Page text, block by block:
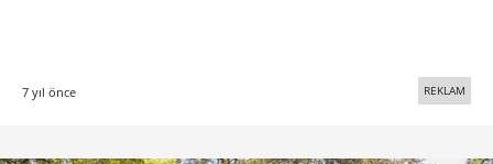
7 yıl önce REKLAM